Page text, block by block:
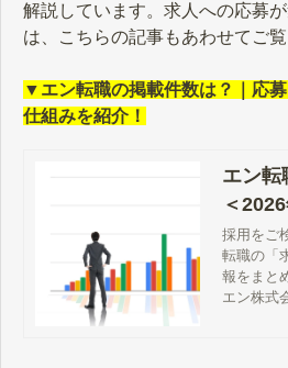
解説しています。求人への応募
は、こちらの記事もあわせてご覧
▼エン転職の掲載件数は？｜応
仕組みを紹介！
エン転
＜
に繋が
組みを
採用をご
転職の「
報をまと
は、応募
エン株式